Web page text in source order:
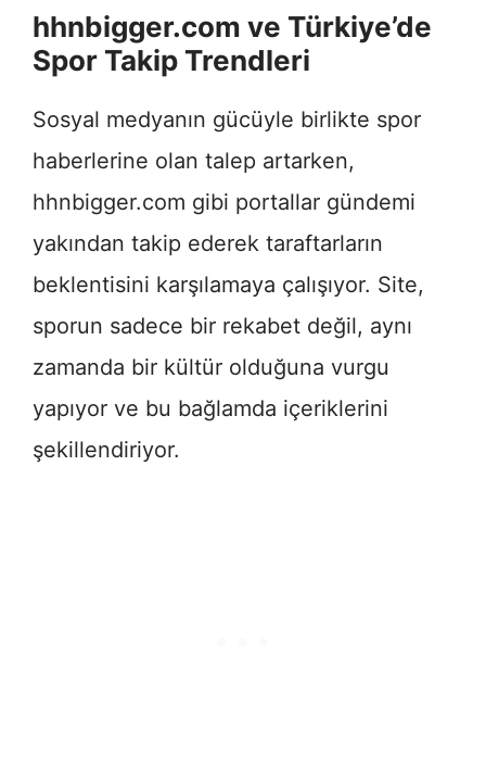
hhnbigger.com ve Türkiye’de
Spor Takip Trendleri
Sosyal medyanın gücüyle birlikte spor
haberlerine olan talep artarken,
hhnbigger.com gibi portallar gündemi
yakından takip ederek taraftarların
beklentisini karşılamaya çalışıyor. Site,
sporun sadece bir rekabet değil, aynı
zamanda bir kültür olduğuna vurgu
yapıyor ve bu bağlamda içeriklerini
şekillendiriyor.